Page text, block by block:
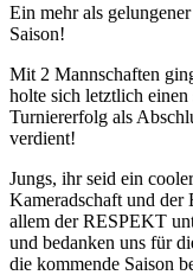
Ein mehr als
Saison!
Mit 2 Mannschaften
holte sich letztlich
Turniererfolg als
verdient!
Jungs, ihr seid ein
Kameradschaft und
allem der RESPEKT
und bedanken uns für
die kommende Saison